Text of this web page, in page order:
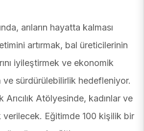
arıların hayatta kalması
artırmak, bal üreticilerinin
iyileştirmek ve ekonomik
ve sürdürülebilirlik hedefleniyor.
Arıcılık Atölyesinde, kadınlar ve
Eğitimde 100 kişilik bir